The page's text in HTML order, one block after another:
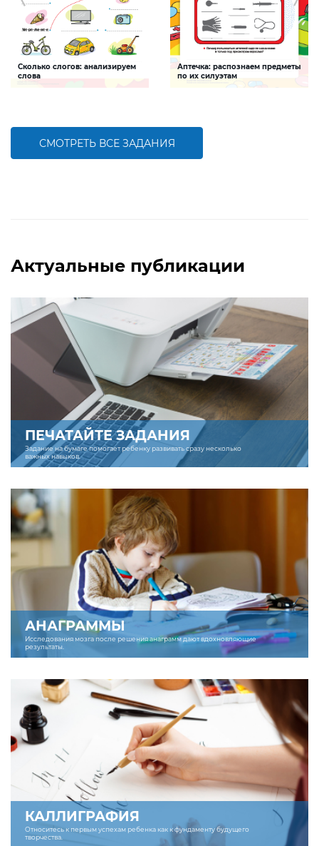
Сколько слогов: анализируем
слова
Аптечка: распознаем предметы
по их силуэтам
СМОТРЕТЬ ВСЕ ЗАДАНИЯ
Актуальные публикации
ПЕЧАТАЙТЕ ЗАДАНИЯ
Задание на бумаге помогает ребенку развивать сразу несколько
важных навыков.
АНАГРАММЫ
Исследования мозга после решения анаграмм дают вдохновляющие
результаты.
КАЛЛИГРАФИЯ
Относитесь к первым успехам ребенка как к фундаменту будущего
творчества.